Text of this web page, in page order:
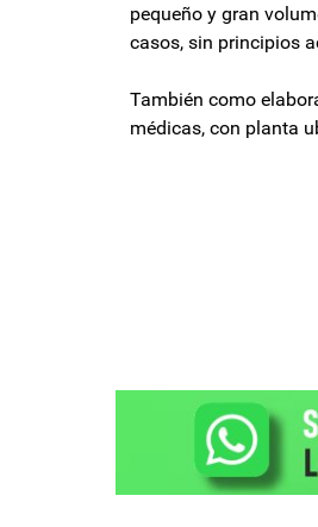
pequeño y gran
casos, sin principios
También como
médicas, con planta